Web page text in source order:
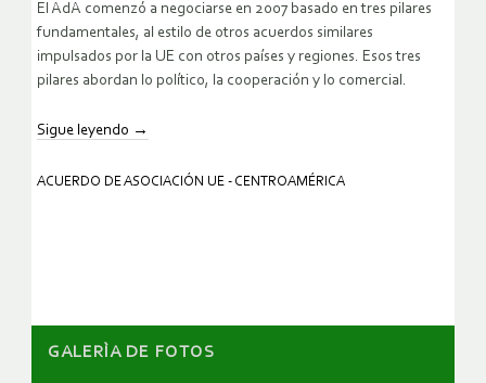
El AdA comenzó a negociarse en 2007 basado en tres pilares
fundamentales, al estilo de otros acuerdos similares
impulsados por la UE con otros países y regiones. Esos tres
pilares abordan lo político, la cooperación y lo comercial.
Sigue leyendo →
ACUERDO DE ASOCIACIÓN UE - CENTROAMÉRICA
GALERÌA DE FOTOS